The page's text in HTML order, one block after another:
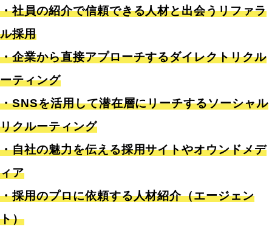
・社員の紹介で信頼できる人材と出会うリファラ
ル採用
・企業から直接アプローチするダイレクトリクル
ーティング
・SNSを活用して潜在層にリーチするソーシャル
リクルーティング
・自社の魅力を伝える採用サイトやオウンドメデ
ィア
・採用のプロに依頼する人材紹介（エージェン
ト）